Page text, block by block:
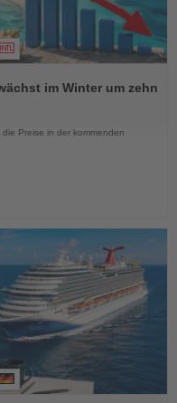
im Winter um zehn
Preise in der kommenden